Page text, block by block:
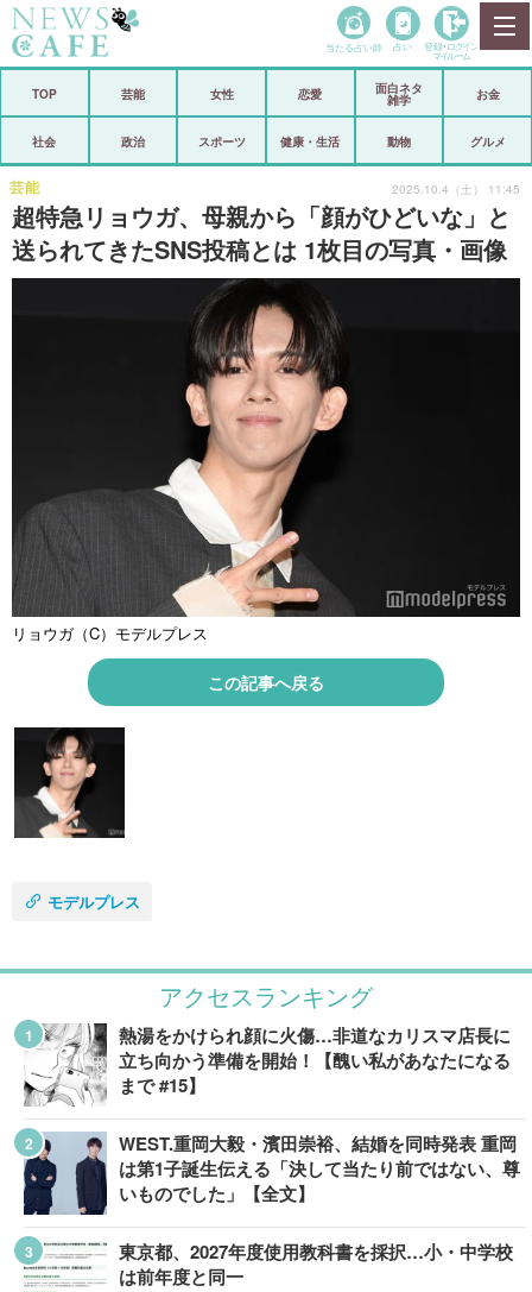
政治
芸能 スポーツ
恋愛 ビックリ
アリ／ナシ
ショップ
登録・ログイン/マイルーム
当たる占い師 占い 登録• ログイン
マイルーム
TOP 芸能 女性 恋愛
面白ネタ
雑学
お金
社会 政治 スポーツ 健康・生活 動物 グルメ
超特急リョウガ、母親から「顔がひどいな」と
送られてきたSNS投稿とは 1枚目の写真・画像
芸能 2025.10.4（土） 11:45
リョウガ（C）モデルプレス
この記事へ戻る
モデルプレス
アクセスランキング
熱湯をかけられ顔に火傷…非道なカリスマ店長に
立ち向かう準備を開始！【醜い私があなたになる
まで #15】
WEST.重岡大毅・濱田崇裕、結婚を同時発表 重岡
は第1子誕生伝える「決して当たり前ではない、尊
いものでした」【全文】
東京都、2027年度使用教科書を採択…小・中学校
は前年度と同一